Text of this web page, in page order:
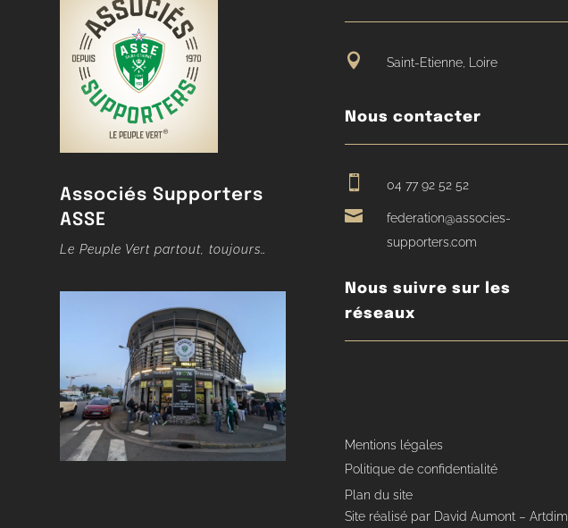
Associés Supporters
ASSE
Le Peuple Vert partout, toujours…
 Saint-Etienne, Loire
Nous contacter
 04 77 92 52 52

federation@associes-
supporters.com
Nous suivre sur les
réseaux
Mentions légales
Politique de confidentialité
Plan du site
Site réalisé par David Aumont – Artdim